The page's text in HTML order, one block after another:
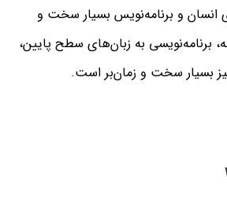
انسان و برنامه‌نویس بسیار سخت و
برنامه‌نویسی به زبان‌های سطح پایین،
نیز بسیار سخت و زمان‌بر است.